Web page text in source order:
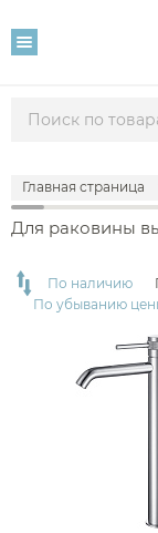
Главная страница
Для раковины
14 660
Производитель
По наличию
По убыванию